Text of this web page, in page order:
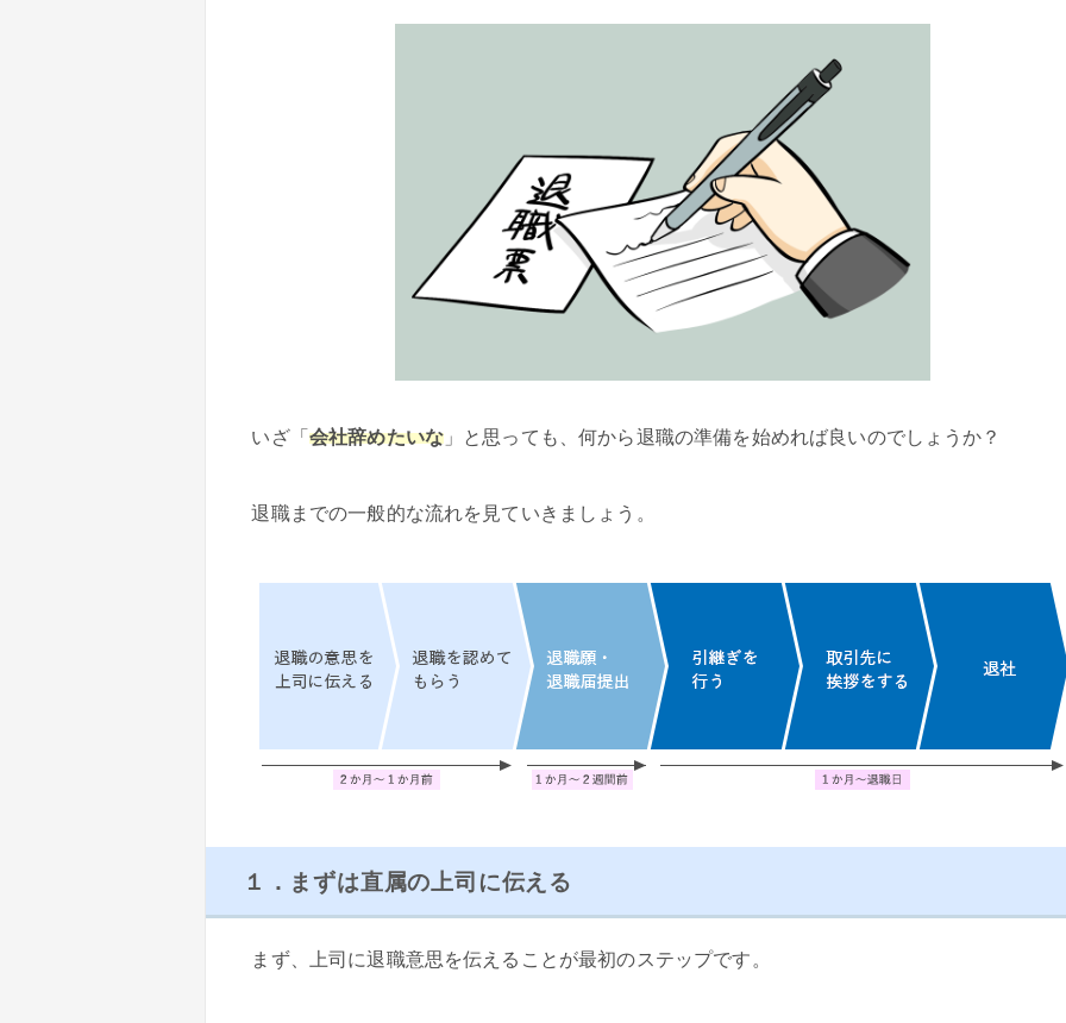
いざ「 会社辞めたいな 」と思っても、何から退職の準備を始めれば良いのでしょうか？
退職までの一般的な流れを見ていきましょう。
１．まずは直属の上司に伝える
まず、上司に退職意思を伝えることが最初のステップです。